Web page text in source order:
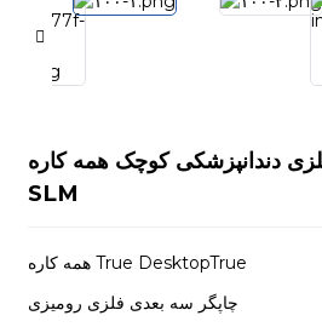
دندانپزشکی کوچک همه کاره
SLM
همه کاره True DesktopTrue
چاپگر سه بعدی فلزی رومیزی